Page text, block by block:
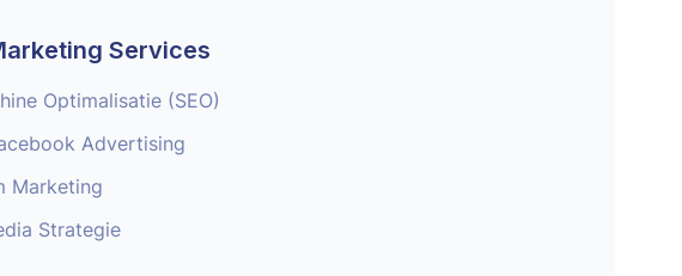
Services
Optimalisatie (SEO)
Advertising
Marketing
Strategie